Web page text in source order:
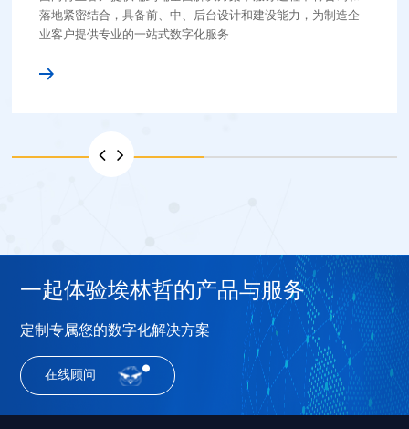
落地紧密结合，具备前、中、后台设计和建设能力，为制造企
业客户提供专业的一站式数字化服务
一起体验埃林哲的产品与服务
定制专属您的数字化解决方案
在线顾问